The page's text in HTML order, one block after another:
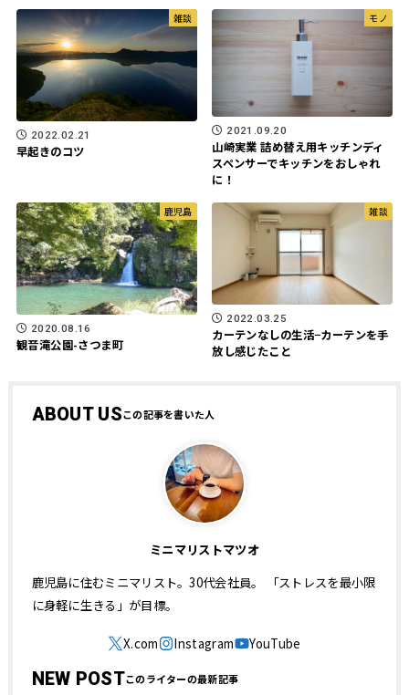
雑談
2022.02.21
早起きのコツ
モノ
2021.09.20
山崎実業 詰め替え用キッチンディ
スペンサーでキッチンをおしゃれ
に！
鹿児島
2020.08.16
観音滝公園-さつま町
雑談
2022.03.25
カーテンなしの生活−カーテンを手
放し感じたこと
ABOUT US
ミニマリストマツオ
鹿児島に住むミニマリスト。30代会社員。 「ストレスを最小限
に身軽に生きる」が目標。
NEW POST